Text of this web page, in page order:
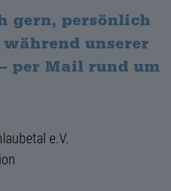
gern, persönlich
unserer
per Mail rund um
e.V.